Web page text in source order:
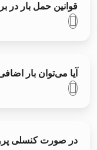
قوانین حمل بار در
آیا می‌توان بار
در صورت کنسلی